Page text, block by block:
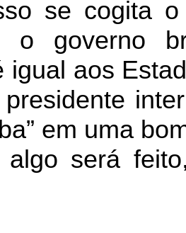
se cogita
o governo
igual aos
em uma
algo será